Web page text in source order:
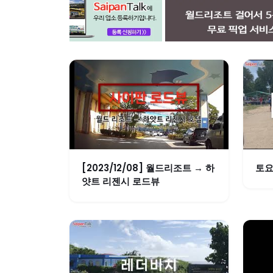
[2023/12/08] 월드리조트 → 하
얏트 리젠시 로드뷰
토